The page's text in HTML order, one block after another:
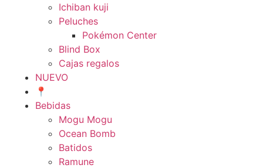
Ichiban kuji
Peluches
Pokémon Center
Blind Box
Cajas regalos
NUEVO
📍
Bebidas
Mogu Mogu
Ocean Bomb
Batidos
Ramune